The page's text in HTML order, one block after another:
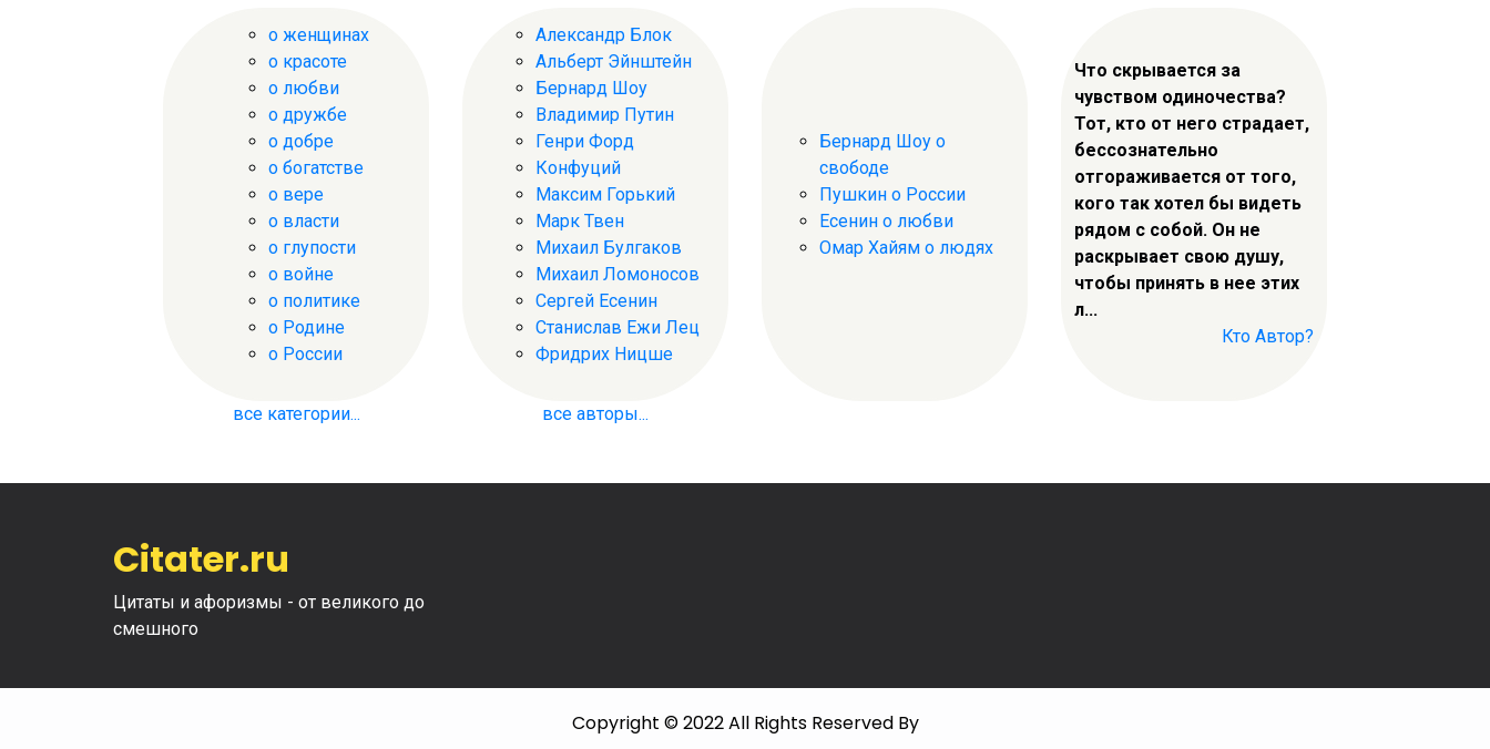
о женщинах
о красоте
о любви
о дружбе
о добре
о богатстве
о вере
о власти
о глупости
о войне
о политике
о Родине
о России
все категории...
Александр Блок
Альберт Эйнштейн
Бернард Шоу
Владимир Путин
Генри Форд
Конфуций
Максим Горький
Марк Твен
Михаил Булгаков
Михаил Ломоносов
Сергей Есенин
Станислав Ежи Лец
Фридрих Ницше
все авторы...
Бернард Шоу о
свободе
Пушкин о России
Есенин о любви
Омар Хайям о людях
Что скрывается за
чувством одиночества?
Тот, кто от него страдает,
бессознательно
отгораживается от того,
кого так хотел бы видеть
рядом с собой. Он не
раскрывает свою душу,
чтобы принять в нее этих
л...
Кто Автор?
Citater.ru
Цитаты и афоризмы - от великого до
смешного
Copyright © 2022 All Rights Reserved By